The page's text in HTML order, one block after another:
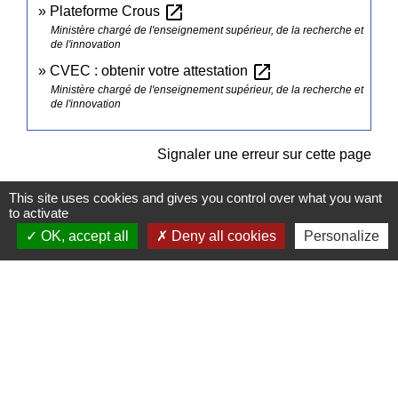
Plateforme Crous open_in_new
Ministère chargé de l'enseignement supérieur, de la recherche et
de l'innovation
CVEC : obtenir votre attestation open_in_new
Ministère chargé de l'enseignement supérieur, de la recherche et
de l'innovation
Signaler une erreur sur cette page
This site uses cookies and gives you control over what you want
to activate
OK, accept all
Deny all cookies Personalize